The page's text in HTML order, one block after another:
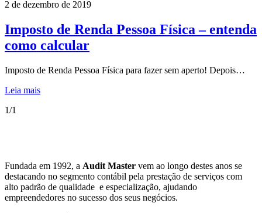
2 de dezembro de 2019
Imposto de Renda Pessoa Física – entenda
como calcular
Imposto de Renda Pessoa Física para fazer sem aperto! Depois…
Leia mais
1/1
Fundada em 1992, a Audit Master vem ao longo destes anos se
destacando no segmento contábil pela prestação de serviços com
alto padrão de qualidade e especialização, ajudando
empreendedores no sucesso dos seus negócios.